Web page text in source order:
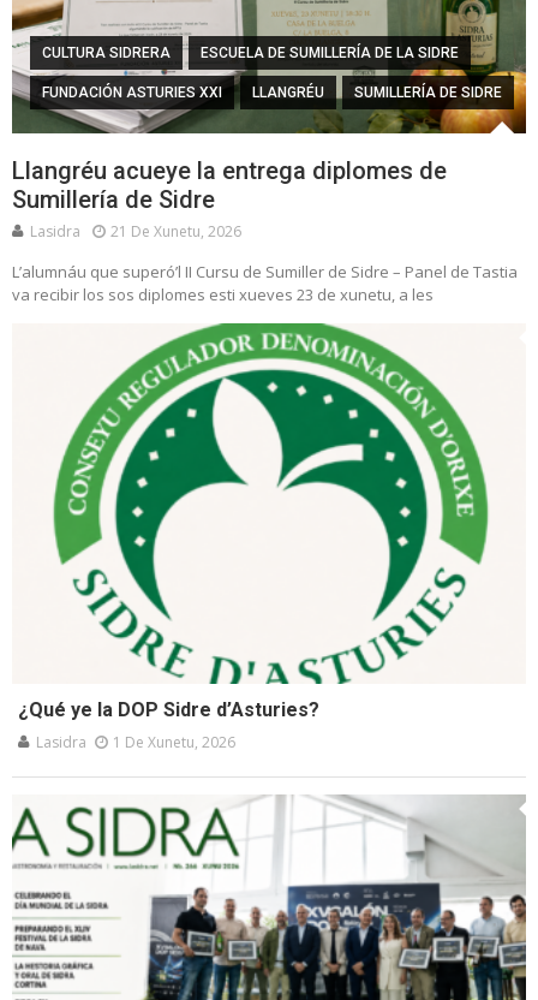
CULTURA SIDRERA ESCUELA DE SUMILLERÍA DE LA SIDRE
FUNDACIÓN ASTURIES XXI LLANGRÉU SUMILLERÍA DE SIDRE
Llangréu acueye la entrega diplomes de
Sumillería de Sidre
Lasidra 21 De Xunetu, 2026
L’alumnáu que superó’l II Cursu de Sumiller de Sidre – Panel de Tastia
va recibir los sos diplomes esti xueves 23 de xunetu, a les
¿Qué ye la DOP Sidre d’Asturies?
Lasidra 1 De Xunetu, 2026